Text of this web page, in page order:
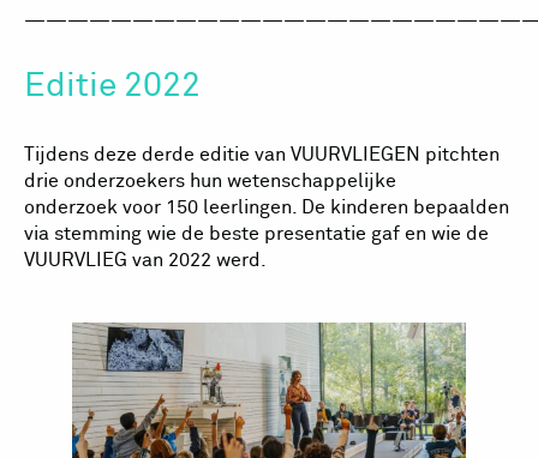
Editie 2022
Tijdens deze derde editie van VUURVLIEGEN pitchten
drie onderzoekers hun wetenschappelijke
onderzoek voor 150 leerlingen. De kinderen bepaalden
via stemming wie de beste presentatie gaf en wie de
VUURVLIEG van 2022 werd.